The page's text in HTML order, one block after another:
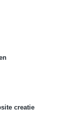
creatie